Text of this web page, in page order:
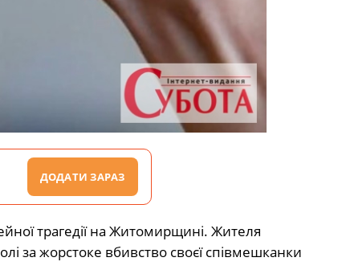
ДОДАТИ ЗАРАЗ
трагедії на Житомирщині. Жителя
за жорстоке вбивство своєї співмешканки